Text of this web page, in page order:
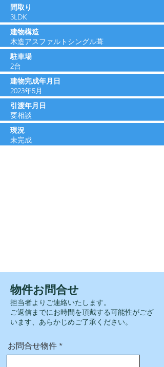
間取り
3LDK
建物構造
木造アスファルトシングル葺
駐車場
2台
建物完成年月日
2023年5月
引渡年月日
要相談
現況
未完成
​物件お問合せ
担当者よりご連絡いたします。
​ご返信までにお時間を頂戴する可能性がござ
います、あらかじめご了承ください。
お問合せ物件